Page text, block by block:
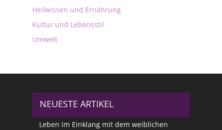
Heilwissen und Ernährung
Kultur und Lebensstil
Umwelt
NEUESTE ARTIKEL
Leben im Einklang mit dem weiblichen